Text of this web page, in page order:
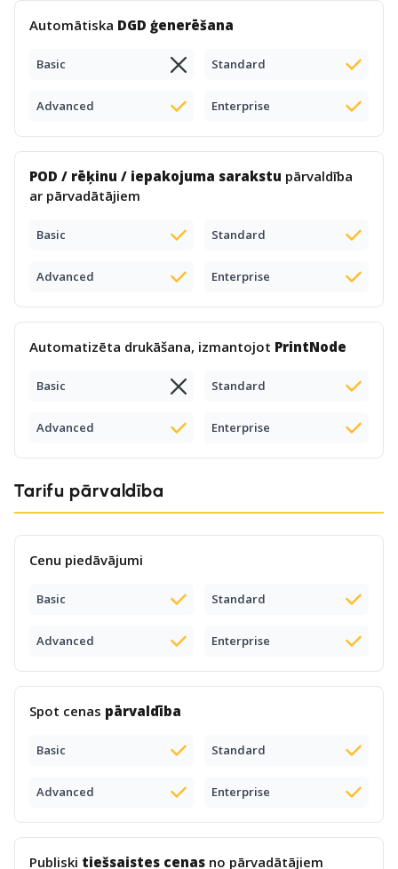
Automātiska DGD ģenerēšana
Basic Standard
Advanced Enterprise
POD / rēķinu / iepakojuma sarakstu pārvaldība
ar pārvadātājiem
Basic Standard
Advanced Enterprise
Automatizēta drukāšana, izmantojot PrintNode
Basic Standard
Advanced Enterprise
Tarifu pārvaldība
Cenu piedāvājumi
Basic Standard
Advanced Enterprise
Spot cenas pārvaldība
Basic Standard
Advanced Enterprise
Publiski tiešsaistes cenas no pārvadātājiem